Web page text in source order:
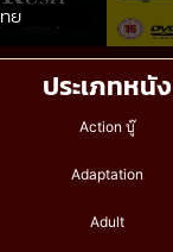
ประเภทหนัง
Action บู๊
Adaptation
Adult
ย